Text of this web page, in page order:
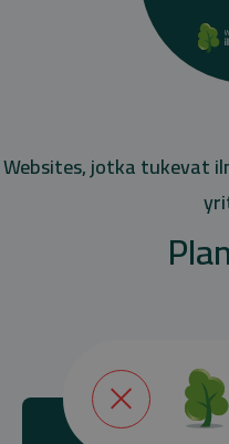
Websites, jotka tukevat